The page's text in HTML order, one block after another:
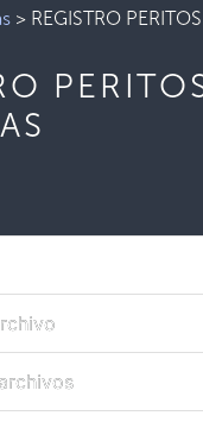
> REGISTRO